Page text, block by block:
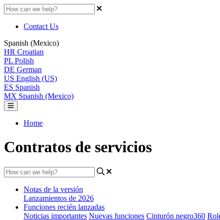
Contact Us
Spanish (Mexico)
HR Croatian
PL Polish
DE German
US English (US)
ES Spanish
MX Spanish (Mexico)
Home
Contratos de servicios
Notas de la versión
Lanzamientos de 2026
Funciones recién lanzadas
Noticias importantes Nuevas funciones Cinturón negro360